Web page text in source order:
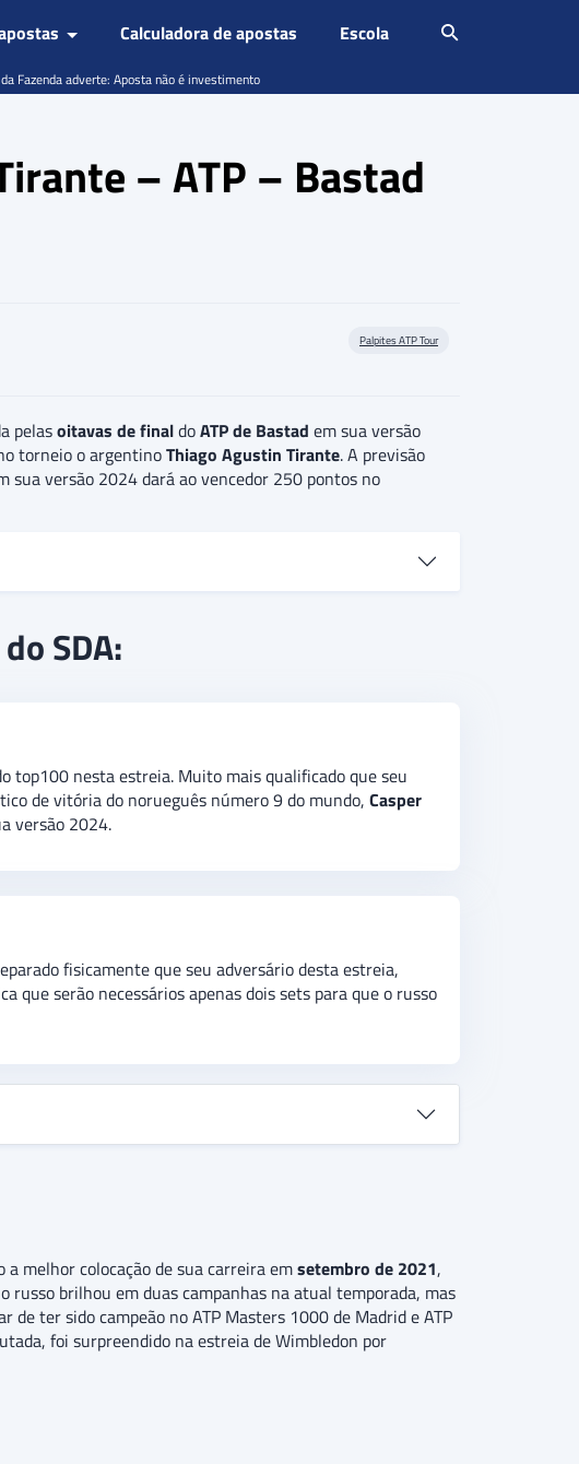
Calculadora de apostas Escola
– ATP – Bastad
Palpites ATP Tour
pelasoitavas de finaldoATP de Bastad em sua versão
torneio o argentinoThiago Agustin Tirante. A previsão
sua versão 2024 dará ao vencedor 250 pontos no
Agustin Tirante.
cabeça de chave da tabela. Além disso, há a
SDA:
top100 nesta estreia. Muito mais qualificado que seu
de vitória do norueguês número 9 do mundo, Casper
versão 2024.
fisicamente que seu adversário desta estreia,
que serão necessários apenas dois sets para que o russo
a melhor colocação de sua carreira emsetembro de 2021,
brilhou em duas campanhas na atual temporada, mas
ter sido campeão no ATP Masters 1000 de Madrid e ATP
foi surpreendido na estreia de Wimbledon por
Fazenda adverte: Aposta não é investimento